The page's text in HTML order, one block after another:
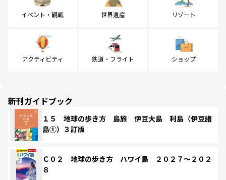
イベント・観戦 世界遺産 リゾート
アクティビティ 鉄道・フライト ショップ
新刊ガイドブック
１５ 地球の歩き方 島旅 伊豆大島 利島（伊豆諸
島①）３訂版
Ｃ０２ 地球の歩き方 ハワイ島 ２０２７～２０２
８